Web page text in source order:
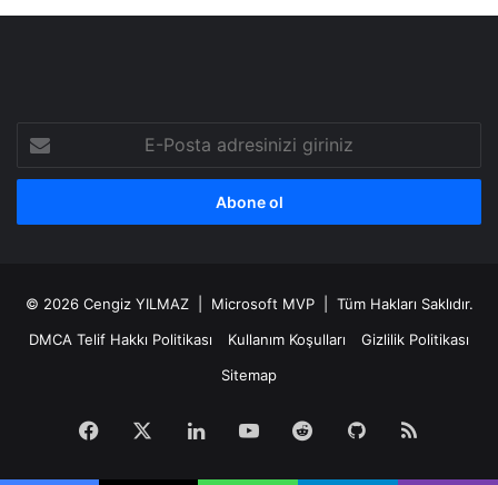
Posta
adresinizi
© 2026 Cengiz YILMAZ| Microsoft MVP | Tüm Hakları Saklıdır.
DMCA Telif Hakkı Politikası
Kullanım Koşulları
Gizlilik Politikası
Sitemap
Facebook LinkedInYouTubeRedditGitHubRSS